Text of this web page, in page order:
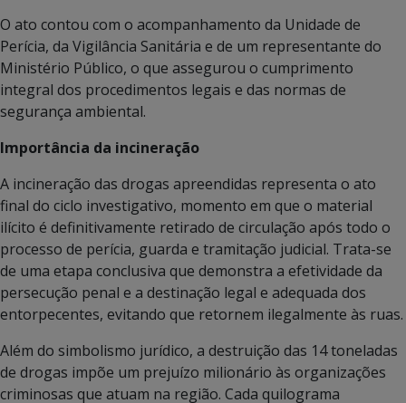
O ato contou com o acompanhamento da Unidade de
Perícia, da Vigilância Sanitária e de um representante do
Ministério Público, o que assegurou o cumprimento
integral dos procedimentos legais e das normas de
segurança ambiental.
Importância da incineração
A incineração das drogas apreendidas representa o ato
final do ciclo investigativo, momento em que o material
ilícito é definitivamente retirado de circulação após todo o
processo de perícia, guarda e tramitação judicial. Trata-se
de uma etapa conclusiva que demonstra a efetividade da
persecução penal e a destinação legal e adequada dos
entorpecentes, evitando que retornem ilegalmente às ruas.
Além do simbolismo jurídico, a destruição das 14 toneladas
de drogas impõe um prejuízo milionário às organizações
criminosas que atuam na região. Cada quilograma